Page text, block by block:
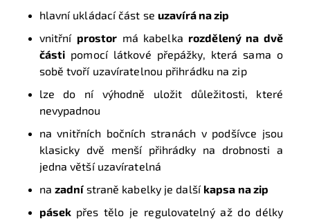
hlavní ukládací část se uzavírá na zip
vnitřní prostor má kabelka rozdělený na dvě
části pomocí látkové přepážky, která sama o
sobě tvoří uzavíratelnou přihrádku na zip
lze do ní výhodně uložit důležitosti, které
nevypadnou
na vnitřních bočních stranách v podšívce jsou
klasicky dvě menší přihrádky na drobnosti a
jedna větší uzavíratelná
na zadnístraně kabelky je další kapsa na zip
pásek přes tělo je regulovatelný až do délky